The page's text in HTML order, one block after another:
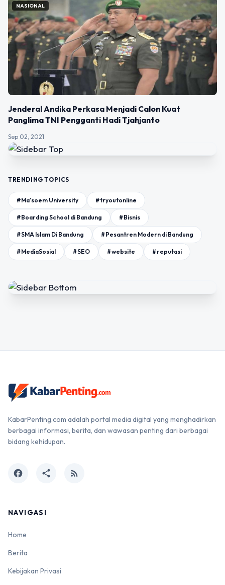
NASIONAL
Jenderal Andika Perkasa Menjadi Calon Kuat
Panglima TNI Pengganti Hadi Tjahjanto
Sep 02, 2021
TRENDING TOPICS
#Ma'soem University #tryoutonline
#Boarding School di Bandung #Bisnis
#SMA Islam Di Bandung #Pesantren Modern di Bandung
#MediaSosial #SEO #website #reputasi
KabarPenting.com adalah portal media digital yang menghadirkan
berbagai informasi, berita, dan wawasan penting dari berbagai
bidang kehidupan.
facebook share rss_feed
NAVIGASI
Home
Berita
Kebijakan Privasi